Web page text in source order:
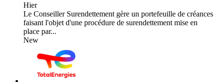
Hier
Le Conseiller Surendettement gère un portefeuille de créances
faisant l'objet d'une procédure de surendettement mise en
place par...
New